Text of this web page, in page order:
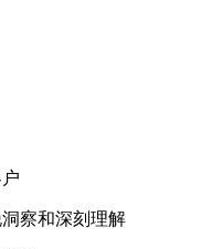
察和深刻理解